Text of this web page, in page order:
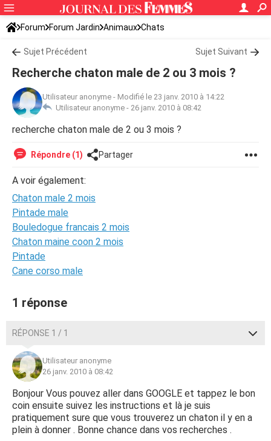
Forum Forum Jardin Animaux Chats
Sujet Précédent Sujet Suivant
Recherche chaton male de 2 ou 3 mois ?
Utilisateur anonyme - Modifié le 23 janv. 2010 à 14:22
Utilisateur anonyme - 26 janv. 2010 à 08:42
recherche chaton male de 2 ou 3 mois ?
Répondre (1) Partager
A voir également:
Chaton male 2 mois
Pintade male
Bouledogue francais 2 mois
Chaton maine coon 2 mois
Pintade
Cane corso male
1 réponse
RÉPONSE 1 / 1
Utilisateur anonyme
26 janv. 2010 à 08:42
Bonjour Vous pouvez aller dans GOOGLE et tappez le bon
coin ensuite suivez les instructions et là je suis
pratiquement sure que vous trouverez un chaton il y en a
plein à donner . Bonne chance dans vos recherches .